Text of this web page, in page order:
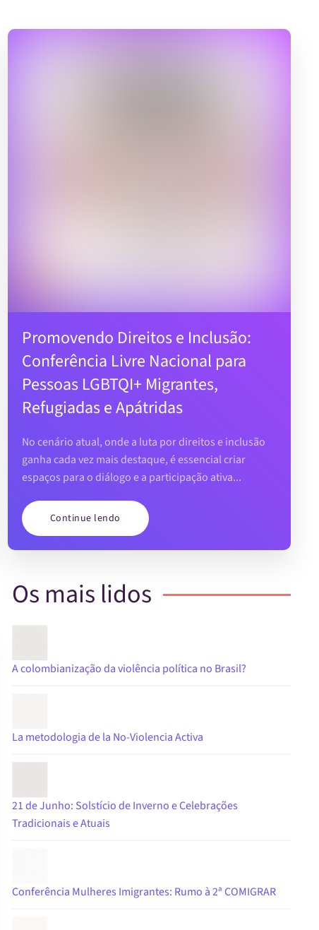
Promovendo Direitos e Inclusão:
Conferência Livre Nacional para
Pessoas LGBTQI+ Migrantes,
Refugiadas e Apátridas
No cenário atual, onde a luta por direitos e inclusão
ganha cada vez mais destaque, é essencial criar
espaços para o diálogo e a participação ativa...
Continue lendo
Os mais lidos
A colombianização da violência política no Brasil?
La metodologia de la No-Violencia Activa
21 de Junho: Solstício de Inverno e Celebrações
Tradicionais e Atuais
Conferência Mulheres Imigrantes: Rumo à 2ª COMIGRAR